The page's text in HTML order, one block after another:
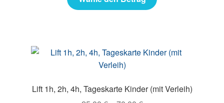
Lift 1h, 2h, 4h, Tageskarte Kinder (mit Verleih)